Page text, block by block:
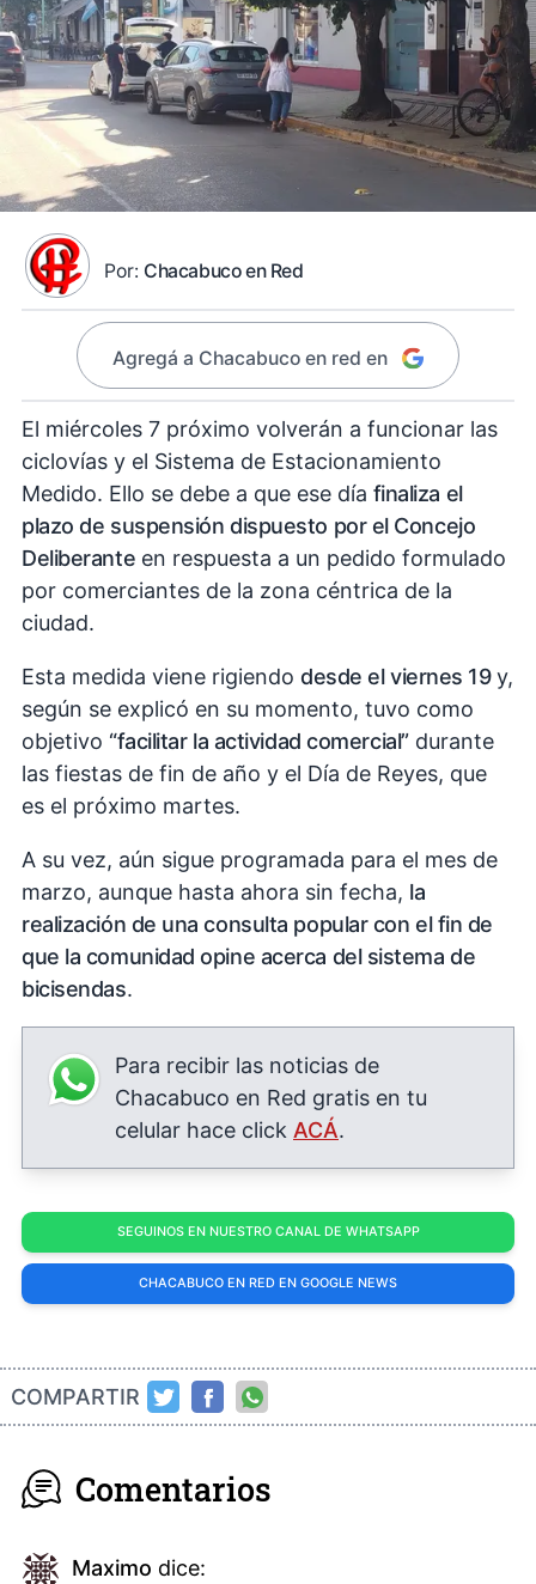
Por: Chacabuco en Red
Agregá a Chacabuco en red en
El miércoles 7 próximo volverán a funcionar las
ciclovías y el Sistema de Estacionamiento
Medido. Ello se debe a que ese día finaliza el
plazo de suspensión dispuesto por el Concejo
Deliberante en respuesta a un pedido formulado
por comerciantes de la zona céntrica de la
ciudad.
Esta medida viene rigiendo desde el viernes 19y,
según se explicó en su momento, tuvo como
objetivo “facilitar la actividad comercial”durante
las fiestas de fin de año y el Día de Reyes, que
es el próximo martes.
A su vez, aún sigue programada para el mes de
marzo, aunque hasta ahora sin fecha, la
realización de una consulta popular con el fin de
que la comunidad opine acerca del sistema de
bicisendas.
Para recibir las noticias de
Chacabuco en Red gratis en tu
celular hace click ACÁ.
SEGUINOS EN NUESTRO CANAL DE WHATSAPP
CHACABUCO EN RED EN GOOGLE NEWS
COMPARTIR
Comentarios
Maximo dice: